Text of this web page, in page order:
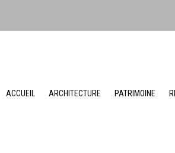
ACCUEIL ARCHITECTURE PATRIMOINE